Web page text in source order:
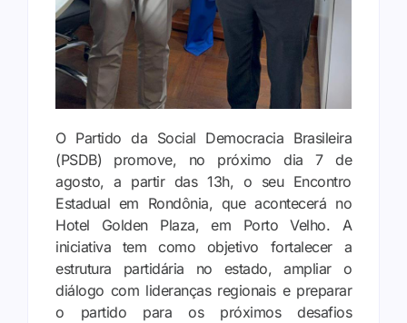
O Partido da Social Democracia Brasileira
(PSDB) promove, no próximo dia 7 de
agosto, a partir das 13h, o seu Encontro
Estadual em Rondônia, que acontecerá no
Hotel Golden Plaza, em Porto Velho. A
iniciativa tem como objetivo fortalecer a
estrutura partidária no estado, ampliar o
diálogo com lideranças regionais e preparar
o partido para os próximos desafios